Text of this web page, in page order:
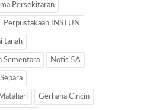
Persekitaran
Perpustakaan INSTUN
tanah
Sementara Notis 5A
Gerhana Cincin